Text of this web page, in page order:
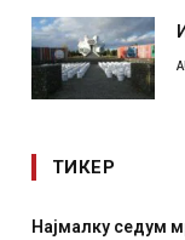
ТИКЕР
Најмалку седум